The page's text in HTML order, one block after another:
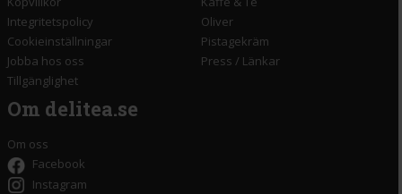
Integritetspolicy
Cookieinställningar
Jobba hos oss
Tillgänglighet
Oliver
Pistagekräm
Press / Länkar
Om delitea.se
Om oss
Facebook
Instagram